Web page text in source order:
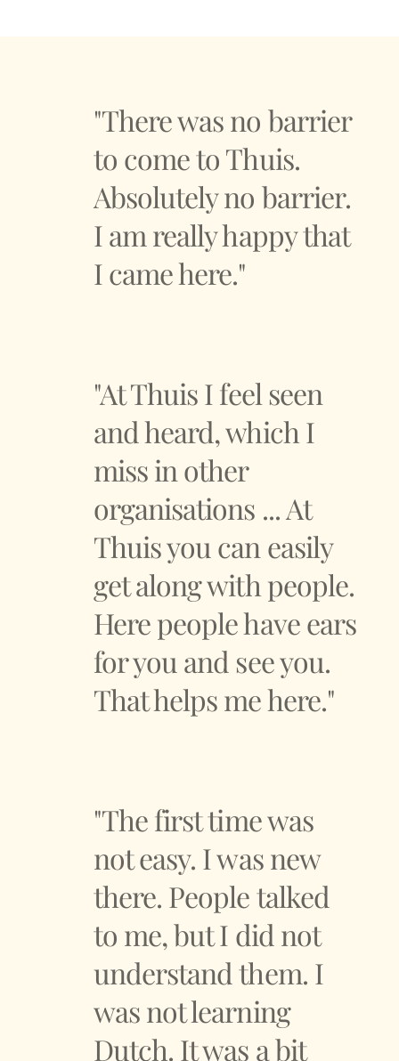
"There was no barrier
to come to Thuis.
Absolutely no barrier.
I am really happy that
I came here."
"At Thuis I feel seen
and heard, which I
miss in other
organisations ... At
Thuis you can easily
get along with people.
Here people have ears
for you and see you.
That helps me here."
"The first time was
not easy. I was new
there. People talked
to me, but I did not
understand them. I
was not learning
Dutch. It was a bit